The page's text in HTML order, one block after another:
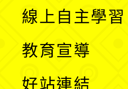
線上自主學習
教育宣導
好站連結